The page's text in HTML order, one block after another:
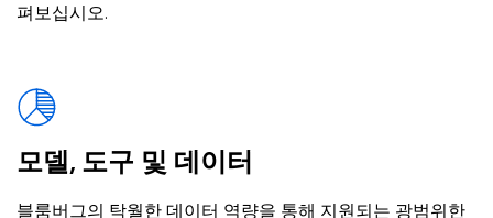
펴보십시오.
모델, 도구 및 데이터
블룸버그의 탁월한 데이터 역량을 통해 지원되는 광범위한